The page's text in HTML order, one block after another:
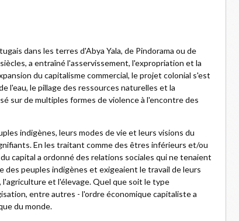
dans les terres d'Abya Yala, de Pindorama ou de
a entraîné l'asservissement, l'expropriation et la
du capitalisme commercial, le projet colonial s'est
l'eau, le pillage des ressources naturelles et la
sur de multiples formes de violence à l'encontre des
indigènes, leurs modes de vie et leurs visions du
En les traitant comme des êtres inférieurs et/ou
capital a ordonné des relations sociales qui ne tenaient
des peuples indigènes et exigeaient le travail de leurs
et l'élevage. Quel que soit le type
entre autres - l'ordre économique capitaliste a
du monde.